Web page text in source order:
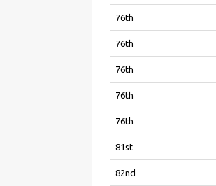
76th
76th
76th
76th
76th
81st
82nd